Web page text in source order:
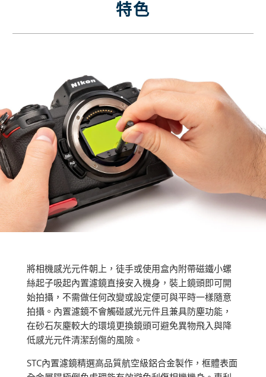
特色
將相機感光元件朝上，徒手或使用盒內附帶磁鐵小螺
絲起子吸起內置濾鏡直接安入機身，裝上鏡頭即可開
始拍攝，不需做任何改變或設定便可與平時一樣隨意
拍攝。內置濾鏡不會觸碰感光元件且兼具防塵功能，
在砂石灰塵較大的環境更換鏡頭可避免異物飛入與降
低感光元件清潔刮傷的風險。
STC內置濾鏡精選高品質航空級鋁合金製作，框體表面